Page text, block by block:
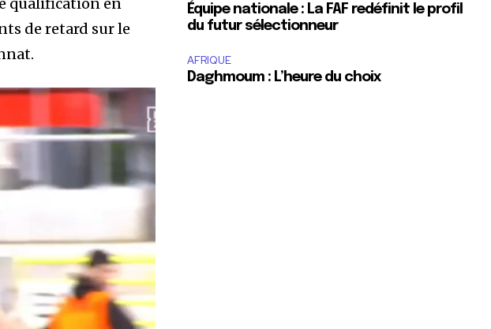
de retard sur le
Équipe nationale : La FAF redéfinit le profil
du futur sélectionneur
AFRIQUE
Daghmoum : L’heure du choix